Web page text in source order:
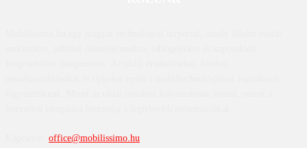
office@mobilissimo.hu